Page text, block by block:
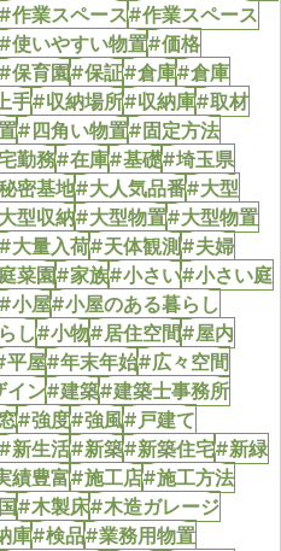
作業スペース#作業スペース
使いやすい物置#価格
保育園#保証#倉庫#倉庫
手#収納場所#収納庫#取材
#四角い物置#固定方法
勤務#在庫#基礎#埼玉県
密基地#大人気品番#大型
型収納#大型物置#大型物置
大量入荷#天体観測#夫婦
菜園#家族#小さい#小さい庭
小屋#小屋のある暮らし
し#小物#居住空間#屋内
平屋#年末年始#広々空間
イン#建築#建築士事務所
#強度#強風#戸建て
新生活#新築#新築住宅#新緑
績豊富#施工店#施工方法
#木製床#木造ガレージ
庫#検品#業務用物置